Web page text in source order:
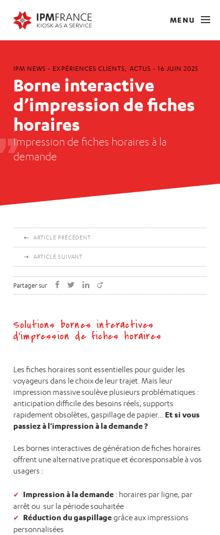
MENU
IPM NEWS - EXPÉRIENCES CLIENTS ACTUS - 16 JUIN 2025
Borne interactive
d’impression de fiches
horaires
Impression de fiches horaires à la
demande
ARTICLE PRÉCÉDENT
ARTICLE SUIVANT
Partager sur
Solutions bornes interactives
d'impression de fiches horaires
Les fiches horaires sont essentielles pour guider les
voyageurs dans le choix de leur trajet. Mais leur
impression massive soulève plusieurs problématiques :
anticipation difficile des besoins réels, supports
rapidement obsolètes, gaspillage de papier... Et si vous
passiez à l'impression à la demande ?
Les bornes interactives de génération de fiches horaires
offrent une alternative pratique et écoresponsable à vos
usagers :
Impression à la demande : horaires par ligne, par
arrêt ou sur la période souhaitée
Réduction du gaspillage grâce aux impressions
personnalisées